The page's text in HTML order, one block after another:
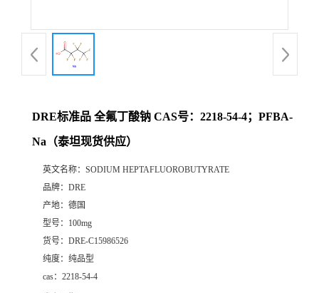
DRE标准品 全氟丁酸钠 CAS号：2218-54-4；PFBA-
Na（泰坦现货供应）
英文名称： SODIUM HEPTAFLUOROBUTYRATE
品牌： DRE
产地： 德国
型号： 100mg
货号： DRE-C15986526
纯度： 纯品型
cas： 2218-54-4